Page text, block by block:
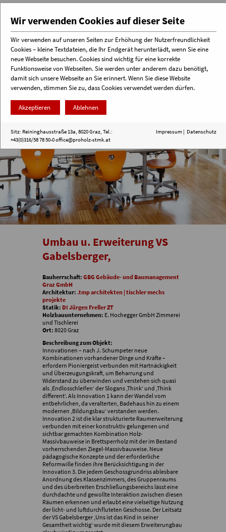
Menü
Umbau u. Erweiterung VS
Gabelsberger,
Bauherrschaft: GBG Gebäude- und Baumanagement
Graz GmbH
Architektur: .tmp architekten | tischler mechs
projekte
Statik: DI Jürgen Freller ZT
Holzbauunternehmen: E. Hochegger GmbH Zimmerei
und Tischlerei
Ort: 8020 Graz
Beschreibung zum Objekt:
Innovationen – nach J. Schumpeter neue
Kombinationen vorhandener Dinge und Kräfte –
erfordern Pioniergeist verbunden mit Hartnäckigkeit
und Überzeugungskraft, um Beharrung und
Widerstand zu überwinden und verstehen sich quasi
als ‚Endlosschleifen‘ der Slogans ‚Think‘ und ‚Think
different‘. Als Innovation 1 kann der Wandel vom
entbehrlichen, da veralterten, Badehaus hin zu einem
modernen ‚Bildungsbau‘ verstanden werden.
Innovation 2 ist die klar strukturierte Raumerweiterung
verbunden mit einer konstruktiv gelungenen und
sichtbar gemachten Kombination Holz-
Massivbauweise in Brettsperrholz mit der im Bestand
vorherrschenden Ziegel-Massivbauweise. Neue
pädagogische Konzepte und der erforderliche
Reformwille finden ihre Berücksichtigung in der
Innovation 3. Die jedem Geschossgrundriss ablesbare
Anordnung des Klassenzimmers, des Gruppenraums
und des überbreiten Erschließungsbereichs lässt eine
durchdachte und gewollte Interaktion zwischen diesen
Räumen erkennen und erlaubt eine vielseitige Nutzung
der licht- und luftdurchfluteten Geschosse. Der Leitsatz
der VS Gabelsberger ‚Uns ist das Kind in seiner
Gesamtheit wichtig‘ wurde mit diesem Erweiterungbau
Wir verwenden Cookies auf dieser Seite
Wir verwenden auf unseren Seiten zur Erhöhung der Nutzerfreundlichkeit
Cookies – kleine Textdateien, die Ihr Endgerät herunterlädt, wenn Sie eine
neue Webseite besuchen. Cookies sind wichtig für eine korrekte
Funktionsweise von Webseiten. Sie werden unter anderem dazu benötigt,
damit sich unsere Webseite an Sie erinnert. Wenn Sie diese Website
verwenden, stimmen Sie zu, dass Cookies verwendet werden dürfen.
Akzeptieren Ablehnen
Sitz: Reininghausstraße 13a, 8020 Graz, Tel.:
+43(0)316/58 78 50-0office@proholz-stmk.at
Impressum| Datenschutz